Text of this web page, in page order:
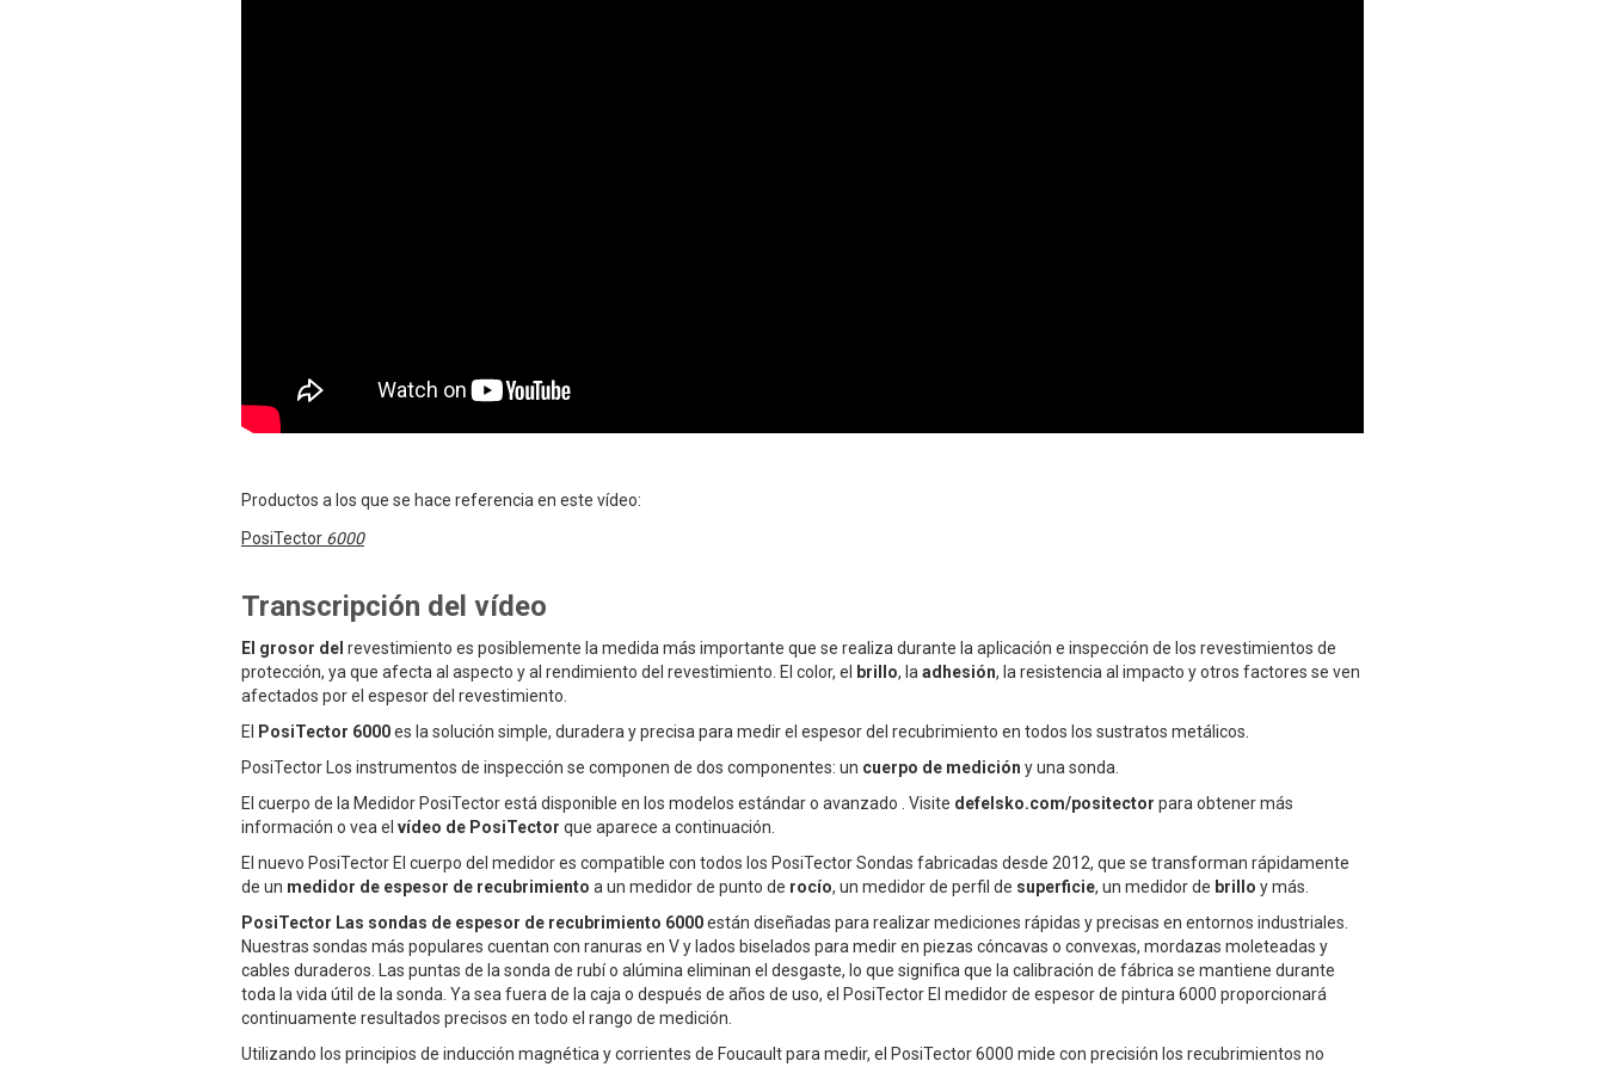
Productos a los que se hace referencia en este vídeo:
PosiTector 6000
Transcripción del vídeo
El grosor del revestimiento es posiblemente la medida más importante que se realiza durante la aplicación e inspección de los revestimientos de
protección, ya que afecta al aspecto y al rendimiento del revestimiento. El color, el brillo, laadhesión, la resistencia al impacto y otros factores se ven
afectados por el espesor del revestimiento.
El
PosiTector 6000es la solución simple, duradera y precisa para medir el espesor del recubrimiento en todos los sustratos metálicos.
PosiTector Los instrumentos de inspección se componen de dos componentes: un cuerpo de medición y una sonda.
El cuerpo de la Medidor PosiTector está disponible en los modelos estándar o avanzado . Visite defelsko.com/positector para obtener más
información o vea el vídeo de PosiTector que aparece a continuación.
El nuevo PosiTector El cuerpo del medidor es compatible con todos los PosiTector Sondas fabricadas desde 2012, que se transforman rápidamente
de un medidor de espesor de recubrimiento a un medidor de punto de rocío, un medidor de perfil de superficie, un medidor de brillo y más.
PosiTector Las sondas de espesor de recubrimiento 6000están diseñadas para realizar mediciones rápidas y precisas en entornos industriales.
Nuestras sondas más populares cuentan con ranuras en V y lados biselados para medir en piezas cóncavas o convexas, mordazas moleteadas y
cables duraderos. Las puntas de la sonda de rubí o alúmina eliminan el desgaste, lo que significa que la calibración de fábrica se mantiene durante
toda la vida útil de la sonda. Ya sea fuera de la caja o después de años de uso, el PosiTector El medidor de espesor de pintura 6000 proporcionará
continuamente resultados precisos en todo el rango de medición.
Utilizando los principios de inducción magnética y corrientes de Foucault para medir, el PosiTector 6000 mide con precisión los recubrimientos no